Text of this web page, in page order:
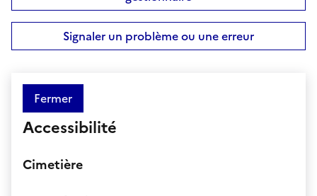
Signaler un problème ou une erreur
Fermer
Accessibilité
Cimetière